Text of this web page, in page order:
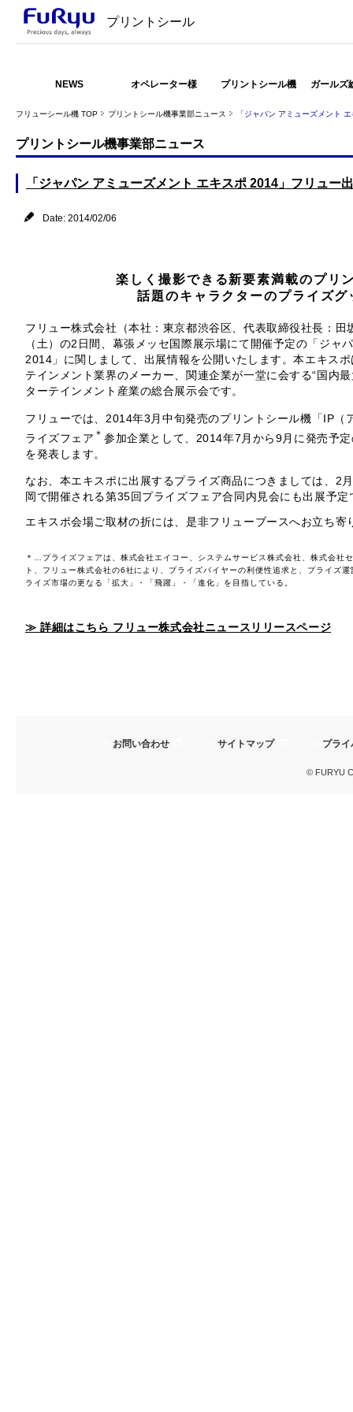
プリントシール
NEWS オペレーター様 プリントシール機 ガールズ
フリューシール機 TOP プリントシール機事業部ニュース 「ジャパン アミューズメント
プリントシール機事業部ニュース
「ジャパン アミューズメント エキスポ 2014」フリュー
Date: 2014/02/06
楽しく撮影できる新要素満載のプリ
話題のキャラクターのプライズグ
フリュー株式会社（本社：東京都渋谷区、代表取締役社長：
（土）の2日間、幕張メッセ国際展示場にて開催予定の「ジャ
2014」に関しまして、出展情報を公開いたします。本エキス
テインメント業界のメーカー、関連企業が一堂に会する“国内
ターテインメント産業の総合展示会です。
フリューでは、2014年3月中旬発売のプリントシール機「IP（
ライズフェア ＊ 参加企業として、2014年7月から9月に発売予
を発表します。
なお、本エキスポに出展するプライズ商品につきましては、2
岡で開催される第35回プライズフェア合同内見会にも出展予定
エキスポ会場ご取材の折には、是非フリューブースへお立ち寄
＊…プライズフェアは、株式会社エイコー、システムサービス株式会社、株式会社
ト、フリュー株式会社の6社により、プライズバイヤーの利便性追求と、プライズ
ライズ市場の更なる「拡大」・「飛躍」・「進化」を目指している。
≫ 詳細はこちら フリュー株式会社ニュースリリースページ
お問い合わせ サイトマップ プラ
© FURYU